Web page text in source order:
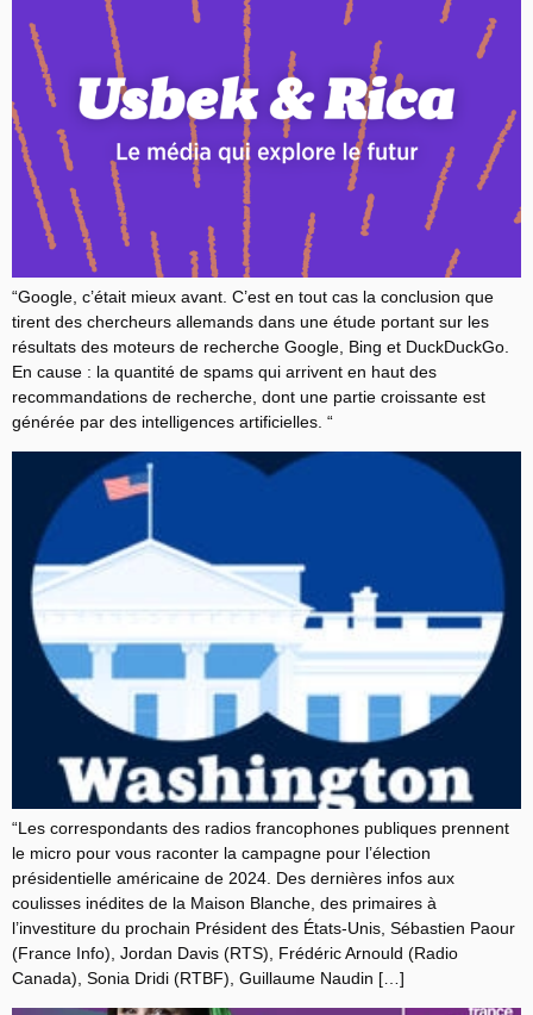
“Google, c’était mieux avant. C’est en tout cas la conclusion que
tirent des chercheurs allemands dans une étude portant sur les
résultats des moteurs de recherche Google, Bing et DuckDuckGo.
En cause : la quantité de spams qui arrivent en haut des
recommandations de recherche, dont une partie croissante est
générée par des intelligences artificielles. “
“Les correspondants des radios francophones publiques prennent
le micro pour vous raconter la campagne pour l’élection
présidentielle américaine de 2024. Des dernières infos aux
coulisses inédites de la Maison Blanche, des primaires à
l’investiture du prochain Président des États-Unis, Sébastien Paour
(France Info), Jordan Davis (RTS), Frédéric Arnould (Radio
Canada), Sonia Dridi (RTBF), Guillaume Naudin […]